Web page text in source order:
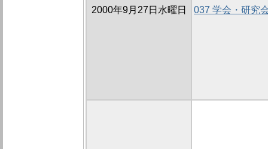
2000年9月27日水曜日 037 学会・研究